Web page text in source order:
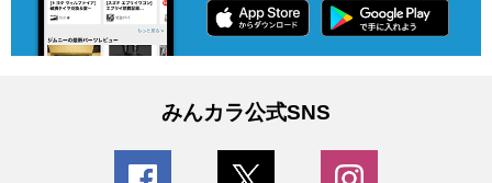
みんカラ公式SNS